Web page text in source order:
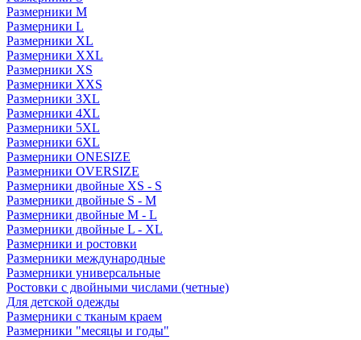
Размерники M
Размерники L
Размерники XL
Размерники XXL
Размерники XS
Размерники XXS
Размерники 3XL
Размерники 4XL
Размерники 5XL
Размерники 6XL
Размерники ONESIZE
Размерники OVERSIZE
Размерники двойные XS - S
Размерники двойные S - M
Размерники двойные M - L
Размерники двойные L - XL
Размерники и ростовки
Размерники международные
Размерники универсальные
Ростовки с двойными числами (четные)
Для детской одежды
Размерники с тканым краем
Размерники "месяцы и годы"